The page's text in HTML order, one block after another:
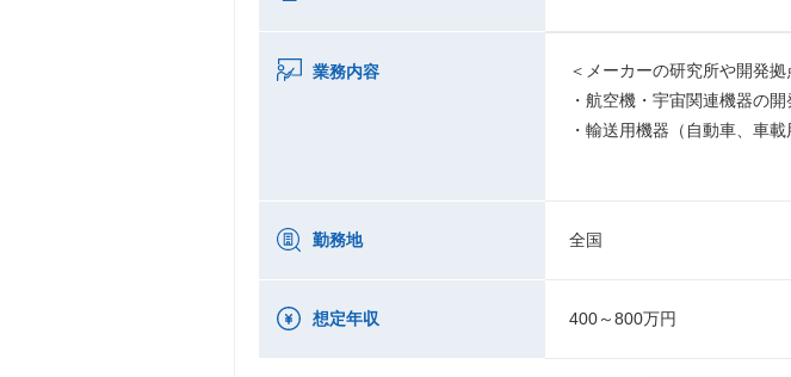
業務内容
＜メーカーの研究所や開発
・航空機・宇宙関連機器の開
・輸送用機器（自動車、車載
勤務地 全国
想定年収 400～800万円